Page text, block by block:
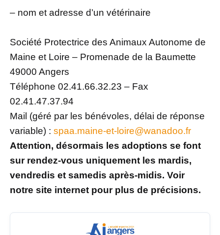
– nom et adresse d’un vétérinaire
Société Protectrice des Animaux Autonome de
Maine et Loire – Promenade de la Baumette
49000 Angers
Téléphone 02.41.66.32.23 – Fax
02.41.47.37.94
Mail (géré par les bénévoles, délai de réponse
variable) : spaa.maine-et-loire@wanadoo.fr
Attention, désormais les adoptions se font
sur rendez-vous uniquement les mardis,
vendredis et samedis après-midis. Voir
notre site internet pour plus de précisions.